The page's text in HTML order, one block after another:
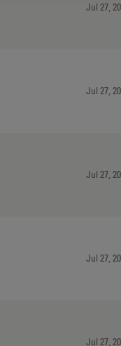
Jul 27,
Jul 27,
Jul 27,
Jul 27,
Jul 27,